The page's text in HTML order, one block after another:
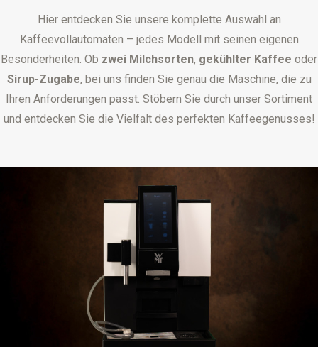
Hier entdecken Sie unsere komplette Auswahl an
Kaffeevollautomaten – jedes Modell mit seinen eigenen
Besonderheiten. Ob zwei Milchsorten, gekühlter Kaffee oder
Sirup-Zugabe, bei uns finden Sie genau die Maschine, die zu
Ihren Anforderungen passt. Stöbern Sie durch unser Sortiment
und entdecken Sie die Vielfalt des perfekten Kaffeegenusses!